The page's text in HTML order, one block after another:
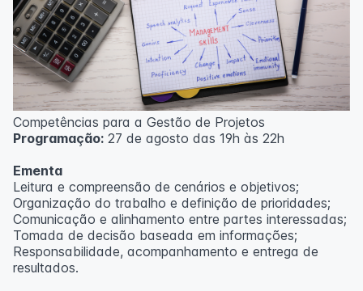
Competências para a Gestão de Projetos
Programação: 27 de agosto das 19h às 22h
Ementa
Leitura e compreensão de cenários e objetivos;
Organização do trabalho e definição de prioridades;
Comunicação e alinhamento entre partes interessadas;
Tomada de decisão baseada em informações;
Responsabilidade, acompanhamento e entrega de
resultados.